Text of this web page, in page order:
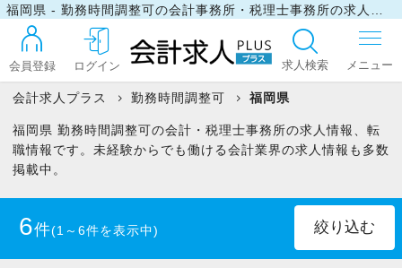
会員登録 ログイン 求人検索
ログイン
会計求人プラス 勤務時間調整可 福岡県
福岡県 勤務時間調整可の会計・税理士事務所の求人情報、転
職情報です。未経験からでも働ける会計業界の求人情報も多数
掲載中。
6件(1～6件を表示中)